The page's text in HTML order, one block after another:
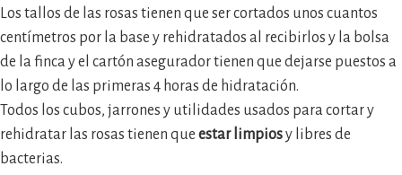
Los tallos de las rosas tienen que ser cortados unos cuantos
centímetros por la base y rehidratados al recibirlos y la bolsa
de la finca y el cartón asegurador tienen que dejarse puestos a
lo largo de las primeras 4 horas de hidratación.
Todos los cubos, jarrones y utilidades usados para cortar y
rehidratar las rosas tienen que estar limpiosy libres de
bacterias.